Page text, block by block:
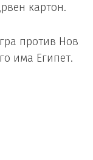
картон.
против Нов
има Египет.